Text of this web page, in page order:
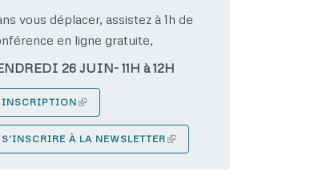
vous déplacer, assistez à 1h de
en ligne gratuite,
26 JUIN- 11H à 12H
INSCRIPTION
S'INSCRIRE À LA NEWSLETTER